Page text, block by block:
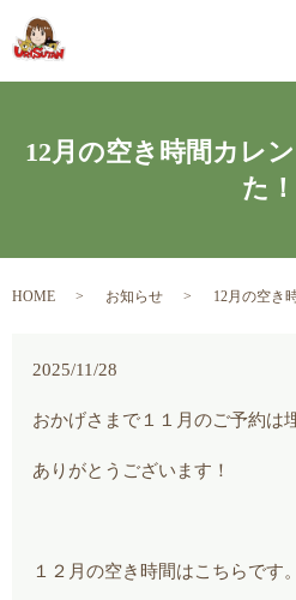
12月の空き時間カレ
た！
HOME お知らせ 12月の空き
2025/11/28
おかげさまで１１月のご予約は
ありがとうございます！
１２月の空き時間はこちらです。